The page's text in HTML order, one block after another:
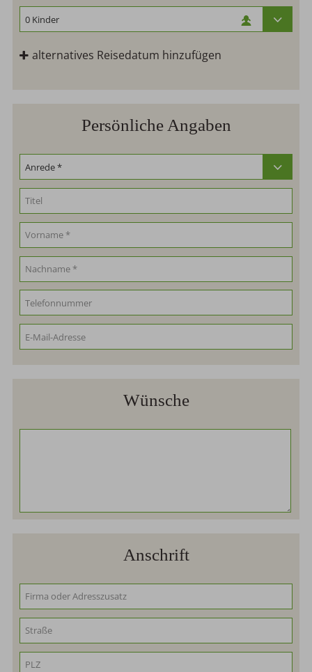
alternatives Reisedatum hinzufügen
Persönliche Angaben
Wünsche
Anschrift